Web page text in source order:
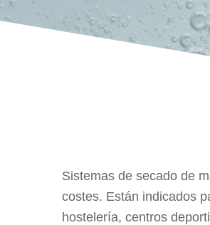
Sistemas de secado de
costes. Están indicados
hostelería, centros